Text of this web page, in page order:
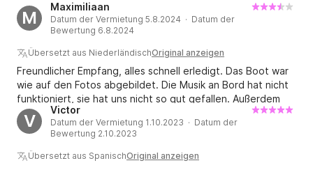
M
Maximiliaan
Datum der Vermietung 5.8.2024 · Datum der
Bewertung 6.8.2024
Übersetzt aus NiederländischOriginal anzeigen
Freundlicher Empfang, alles schnell erledigt. Das Boot war
wie auf den Fotos abgebildet. Die Musik an Bord hat nicht
funktioniert, sie hat uns nicht so gut gefallen. Außerdem
hatten wir einen tollen Tag.
V
Victor
Datum der Vermietung 1.10.2023 · Datum der
Bewertung 2.10.2023
Übersetzt aus SpanischOriginal anzeigen